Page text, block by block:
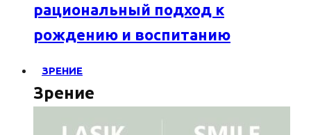
рациональный подход к
рождению и воспитанию
ЗРЕНИЕ
Зрение